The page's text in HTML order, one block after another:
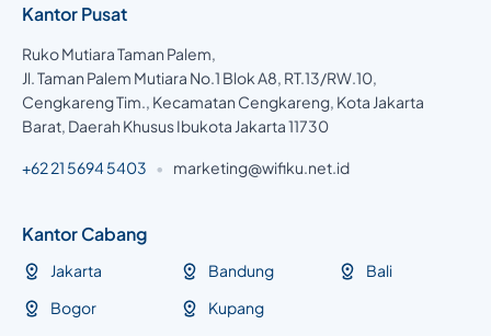
Kantor Pusat
Ruko Mutiara Taman Palem,
Jl. Taman Palem Mutiara No.1 Blok A8, RT.13/RW.10,
Cengkareng Tim., Kecamatan Cengkareng, Kota Jakarta
Barat, Daerah Khusus Ibukota Jakarta 11730
+62 21 5694 5403 • marketing@wifiku.net.id
Kantor Cabang
Jakarta
Bogor
Bandung
Kupang
Bali